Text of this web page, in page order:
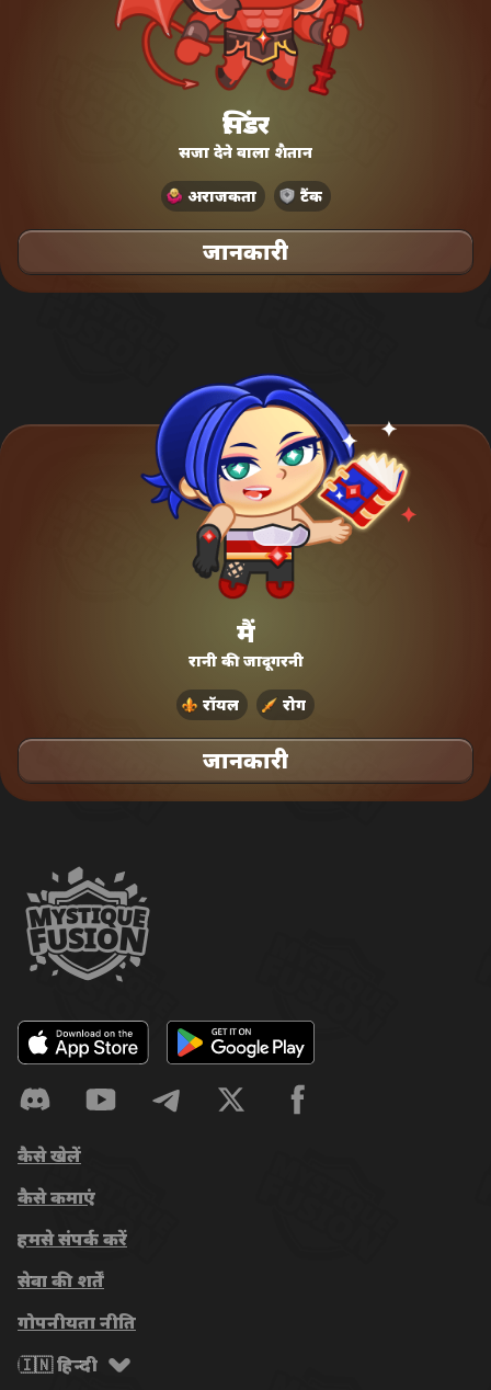
सिंडर
सजा देने वाला शैतान
अराजकता टैंक
जानकारी
मैं
रानी की जादूगरनी
रॉयल रोग
जानकारी
कैसे खेलें
कैसे कमाएं
हमसे संपर्क करें
सेवा की शर्तें
गोपनीयता नीति
🇮🇳 हिन्दी